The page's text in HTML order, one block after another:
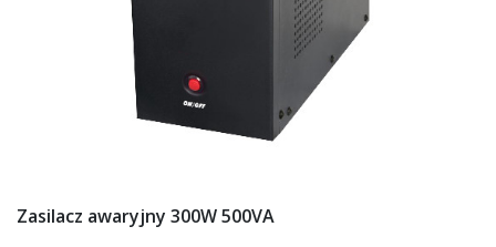
Zasilacz awaryjny 300W 500VA